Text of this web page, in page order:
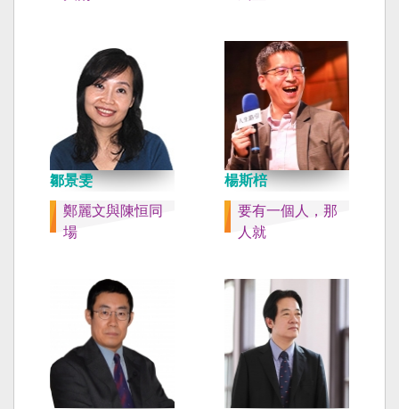
鄒景雯
鄭麗文與陳恒同
場
楊斯棓
要有一個人，那
人就